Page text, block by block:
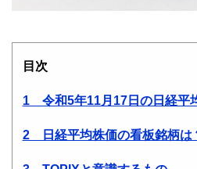
目次
1 令和5年11月17日の日経平
2 日経平均株価の看板銘柄は